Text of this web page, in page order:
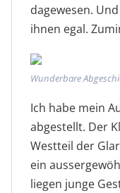
dagewesen.
ihnen egal.
Wunderbare
Ich habe mein
abgestellt. Der
Westteil der
ein
liegen junge